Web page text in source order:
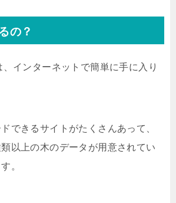
の？
インターネットで簡単に手に入り
できるサイトがたくさんあって、
以上の木のデータが用意されてい
。